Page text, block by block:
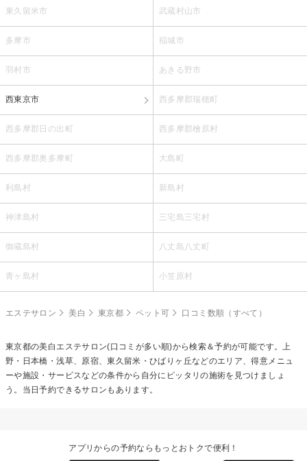
東久留米市 武蔵村山市
多摩市 稲城市
羽村市 あきる野市
西東京市 西多摩郡瑞穂町
西多摩郡日の出町 西多摩郡檜原村
西多摩郡奥多摩町 大島町
利島村 新島村
神津島村 三宅島三宅村
御蔵島村 八丈島八丈町
青ヶ島村 小笠原村
エステサロン 美白 東京都 ペット可 口コミ数順（すべて）
東京都の美白エステサロン(口コミが多い順)から検索＆予約が可能です。上
野・日本橋・浅草、原宿、東久留米・ひばりヶ丘などのエリア、得意メニュ
ーや施設・サービスなどの条件から自分にピッタリの施術を見つけましょ
う。当日予約できるサロンもあります。
アプリからの予約ならもっとおトクで便利！